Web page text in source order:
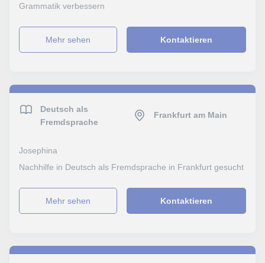
Grammatik verbessern
Mehr sehen Kontaktieren
Deutsch als
Fremdsprache
Frankfurt am Main
Josephina
Nachhilfe in Deutsch als Fremdsprache in Frankfurt gesucht
Mehr sehen Kontaktieren